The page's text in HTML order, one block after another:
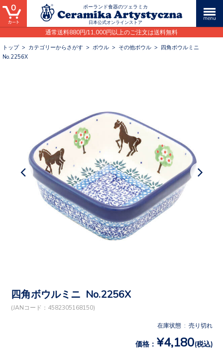
ポーランド食器のツェラミカ
日本公式オンラインストア
通常送料880円/11,000円以上のご注文は送料無料
0
トップ> カテゴリーからさがす > ボウル > その他ボウル > 四角ボウルミニ
No.2256X
四角ボウルミニ No.2256X
(JANコード：4582305168150)
在庫状態 : 売り切れ
価格： ¥4,180(税込)